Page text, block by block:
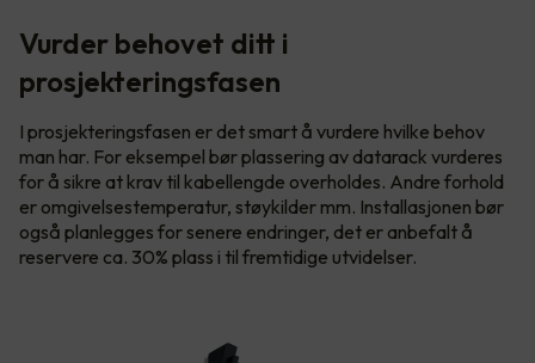
Vurder behovet ditt i
prosjekteringsfasen
I prosjekteringsfasen er det smart å vurdere hvilke behov
man har. For eksempel bør plassering av datarack vurderes
for å sikre at krav til kabellengde overholdes. Andre forhold
er omgivelsestemperatur, støykilder mm. Installasjonen bør
også planlegges for senere endringer, det er anbefalt å
reservere ca. 30% plass i til fremtidige utvidelser.